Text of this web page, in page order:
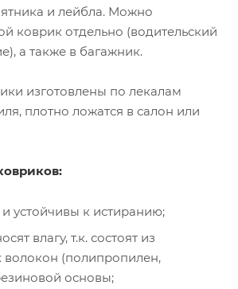
и лейбла. Можно
коврик отдельно (водительский
а также в багажник.
изготовлены по лекалам
плотно ложатся в салон или
устойчивы к истиранию;
влагу, т.к. состоят из
волокон (полипропилен,
основы;